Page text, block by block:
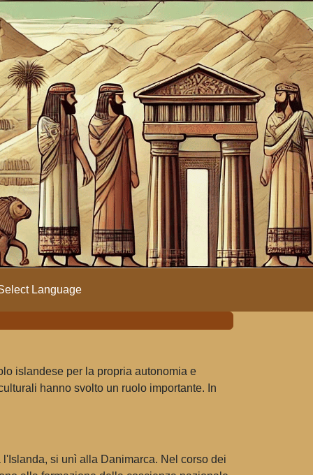
Language
islandese per la propria autonomia e
hanno svolto un ruolo importante. In
si unì alla Danimarca. Nel corso dei